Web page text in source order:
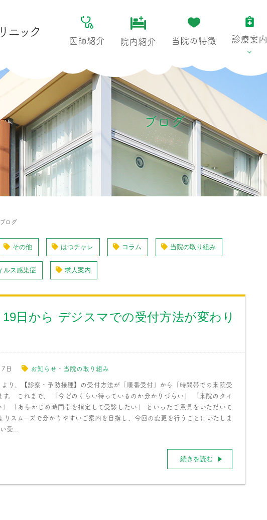
医師紹介 院内紹介 当院の特徴 診療案内
ブログ
Blog
ログ
その他 はつチャレ コラム 当院の取り組み
ルス感染症 求人案内
19日から デジスマでの受付方法が変わり
日 お知らせ ・ 当院の取り組み
り、【診察・予防接種】の受付方法が「順番受付」から「時間帯での来院受
。 これまで、 「今どのくらい待っているのか分かりづらい」 「来院のタイ
」 「あらかじめ時間帯を指定して受診したい」 といったご意見をいただいて
りスムーズで分かりやすいご案内を目指し、今回の変更を行うことにいたしま
受...
続きを読む